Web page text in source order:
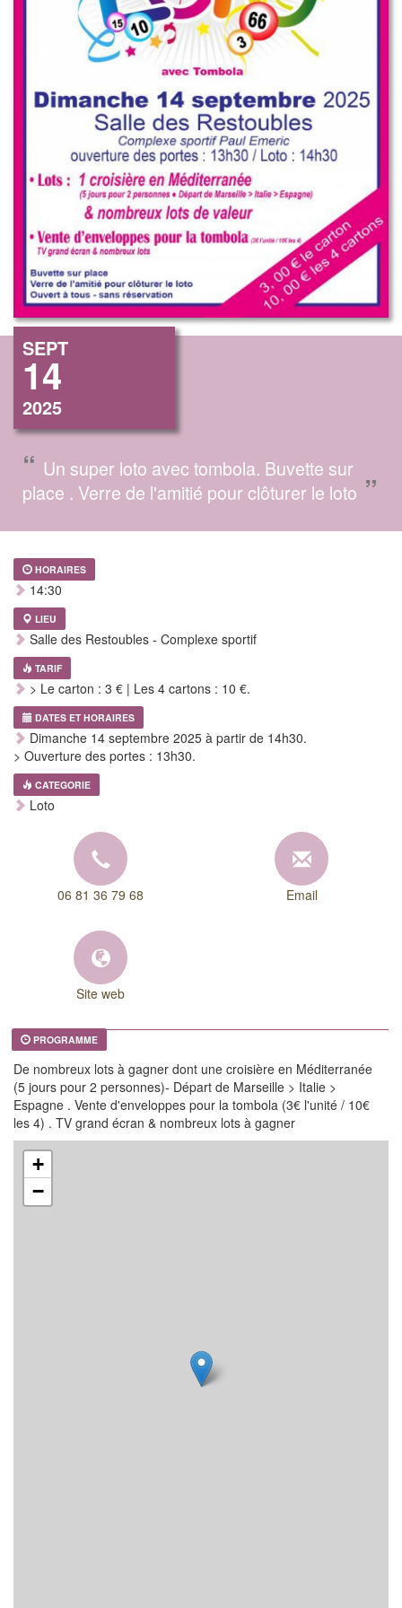
SEPT
14
2025
“ Un super loto avec tombola. Buvette sur
place . Verre de l'amitié pour clôturer le loto ”
HORAIRES
14:30
LIEU
Salle des Restoubles - Complexe sportif
TARIF
> Le carton : 3 € | Les 4 cartons : 10 €.
DATES ET HORAIRES
Dimanche 14 septembre 2025 à partir de 14h30.
> Ouverture des portes : 13h30.
CATEGORIE
Loto
06 81 36 79 68 Email
Site web
PROGRAMME
De nombreux lots à gagner dont une croisière en Méditerranée
(5 jours pour 2 personnes)- Départ de Marseille > Italie >
Espagne . Vente d'enveloppes pour la tombola (3€ l'unité / 10€
les 4) . TV grand écran & nombreux lots à gagner
+
−